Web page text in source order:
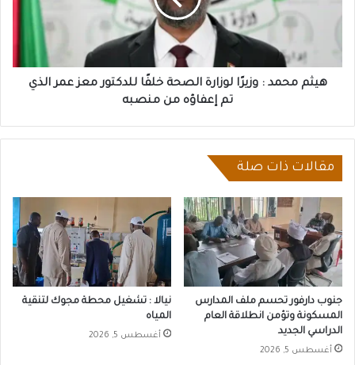
معز
عمر
منصبه
هيثم محمد : وزيرًا لوزارة الصحة خلفًا للدكتور معز عمر الذي
تم إعفاؤه من منصبه
مقالات ذات صلة
جنوب دارفور تحسم ملف المدارس
المسكونة وتؤمن انطلاقة العام
الدراسي الجديد
أغسطس 5, 2026
نيالا : تشغيل محطة مجوك لتنقية
المياه
أغسطس 5, 2026